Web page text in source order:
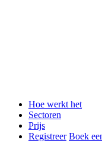
Hoe werkt het
Sectoren
Prijs
Registreer Boek